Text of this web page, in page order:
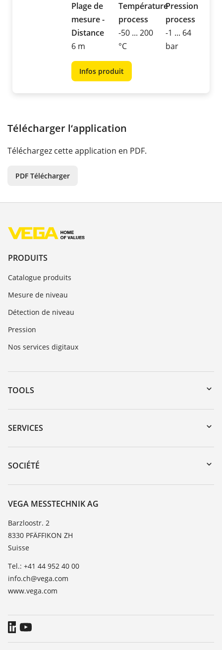
Plage de
mesure -
Distance
6 m
Température
process
-50 ... 200
°C
Pression
process
-1 ... 64
bar
Infos produit
Télécharger l‘application
Téléchargez cette application en PDF.
PDF Télécharger
PRODUITS
Catalogue produits
Mesure de niveau
Détection de niveau
Pression
Nos services digitaux
TOOLS
Téléchargements
Recherche par numéro de série
DTM Collection/PACTware
SERVICES
Retour d'appareil
Formations
TeamViewer
SOCIÉTÉ
À propos de VEGA
Contact
News
Presse
Blog
VEGA MESSTECHNIK AG
Barzloostr. 2
8330 PFÄFFIKON ZH
Suisse
Tel.: +41 44 952 40 00
info.ch@vega.com
www.vega.com